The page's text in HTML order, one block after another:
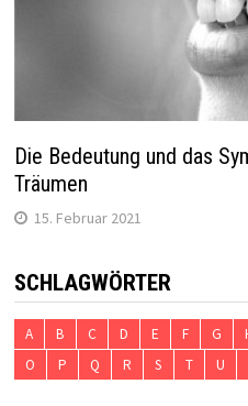
Die Bedeutung und das
Träumen
15. Februar 2021
SCHLAGWÖRTER
A B C D E F G
O
P Q R S T U